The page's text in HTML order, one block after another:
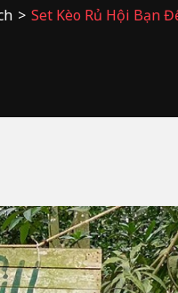
> Set Kèo Rủ Hội Bạn